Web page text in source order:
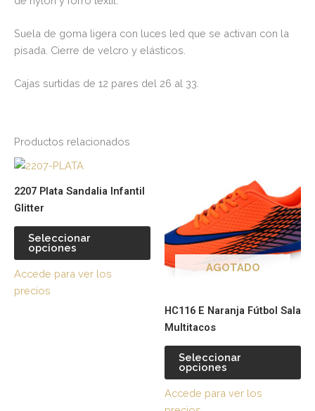
Suela de goma ligera con luces led que se activan con la
pisada. Cierre de velcro y elásticos.
Cajas surtidas de 12 pares del 26 al 33.
Productos relacionados
2207 Plata Sandalia Infantil
Glitter
Seleccionar
opciones
variantes.
opciones
elegir
página
producto
Accede para ver los
precios
AGOTADO
HC116 E Naranja Fútbol Sala
Multitacos
Seleccionar
opciones
la
Accede para ver los